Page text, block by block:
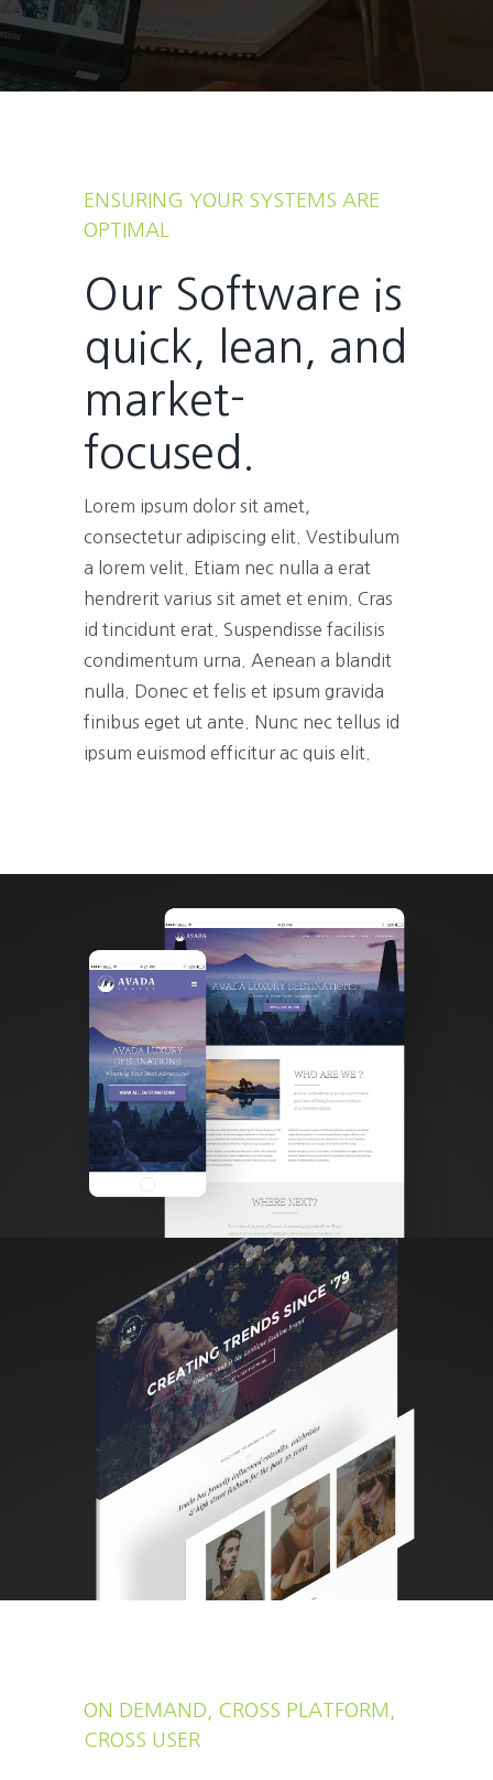
ENSURING YOUR SYSTEMS ARE
OPTIMAL
Our Software is
quick, lean, and
market-
focused.
Lorem ipsum dolor sit amet,
consectetur adipiscing elit. Vestibulum
a lorem velit. Etiam nec nulla a erat
hendrerit varius sit amet et enim. Cras
id tincidunt erat. Suspendisse facilisis
condimentum urna. Aenean a blandit
nulla. Donec et felis et ipsum gravida
finibus eget ut ante. Nunc nec tellus id
ipsum euismod efficitur ac quis elit.
ON DEMAND, CROSS PLATFORM,
CROSS USER